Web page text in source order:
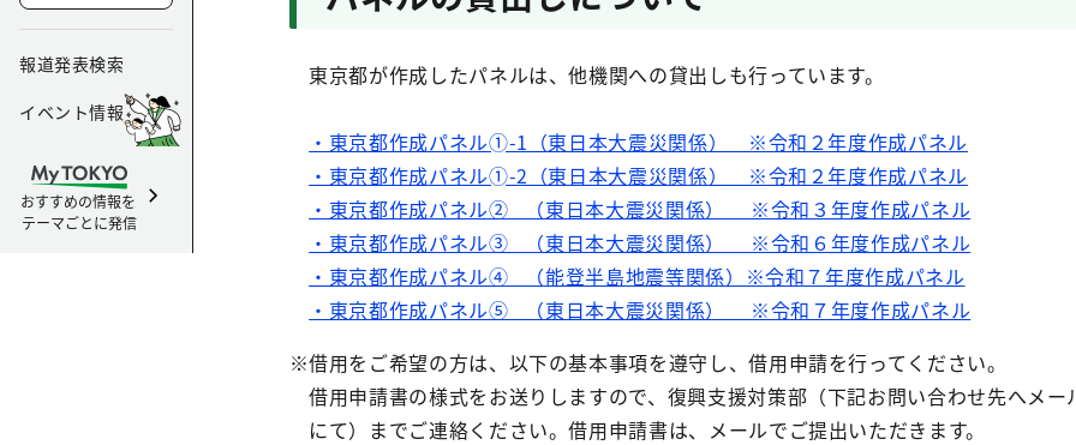
報道発表検索
イベント情報
おすすめの情報を
テーマごとに発信
東京都が作成したパネルは、他機関への貸出しも行っています。
・東京都作成パネル➀-1（東日本大震災関係） ※令和２年度作成パネル
・東京都作成パネル➀-2（東日本大震災関係） ※令和２年度作成パネル
・東京都作成パネル② （東日本大震災関係） ※令和３年度作成パネル
・東京都作成パネル③ （東日本大震災関係） ※令和６年度作成パネル
・東京都作成パネル④ （能登半島地震等関係）※令和７年度作成パネル
・東京都作成パネル⑤ （東日本大震災関係） ※令和７年度作成パネル
※借用をご希望の方は、以下の基本事項を遵守し、借用申請を行ってください。
借用申請書の様式をお送りしますので、復興支援対策部（下記お問い合わせ先へメー
にて）までご連絡ください。借用申請書は、メールでご提出いただきます。